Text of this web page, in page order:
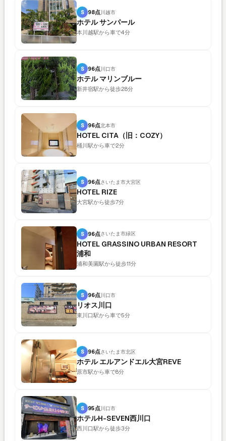
S 98点川越市
ホテル サンパール
本川越駅から車で4分
S 96点川口市
ホテル マリンブルー
新井宿駅から徒歩28分
S 96点北本市
HOTEL CITA（旧：COZY）
桶川駅から車で2分
S 96点さいたま市大宮区
HOTEL RIZE
大宮駅から徒歩7分
S 96点さいたま市緑区
HOTEL GRASSINO URBAN RESORT
浦和
浦和美園駅から徒歩11分
S 96点川口市
リオス川口
東川口駅から車で5分
S 96点さいたま市北区
ホテル エルアンドエル大宮REVE
原市駅から車で8分
S 95点川口市
ホテルH-SEVEN西川口
西川口駅から徒歩3分